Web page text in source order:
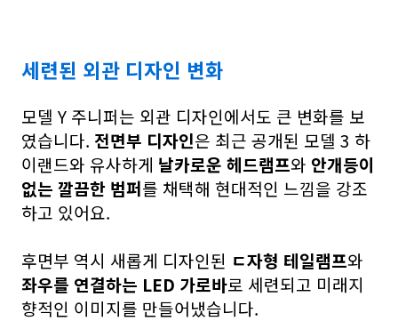
세련된 외관 디자인 변화
모델 Y 주니퍼는 외관 디자인에서도 큰 변화를 보
였습니다. 전면부 디자인은 최근 공개된 모델 3 하
이랜드와 유사하게 날카로운 헤드램프와 안개등이
없는 깔끔한 범퍼를 채택해 현대적인 느낌을 강조
하고 있어요.
후면부 역시 새롭게 디자인된 ㄷ자형 테일램프와
좌우를 연결하는 LED 가로바로 세련되고 미래지
향적인 이미지를 만들어냈습니다.